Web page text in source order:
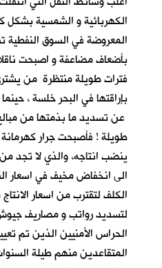
الكهربائية و الشمسية بشكل
المعروضة في السوق النفطية
بأضعاف مضاعفة و اصبحت
فترات طويلة منتظرة من
بإراقتها في البحر خلسة ،
عن تسديد ما بذمتها من
طويلة ! فأصبحت جرار كهرمانة
ينضب انتاجه، والذي لا تجد
الى انخفاض مخيف في اسعار
الكلف لتقترب من اسعار
لتسديد رواتب و مصاريف
الحراس الأمنيين الذين تم
المتقاعدين منهم طيلة